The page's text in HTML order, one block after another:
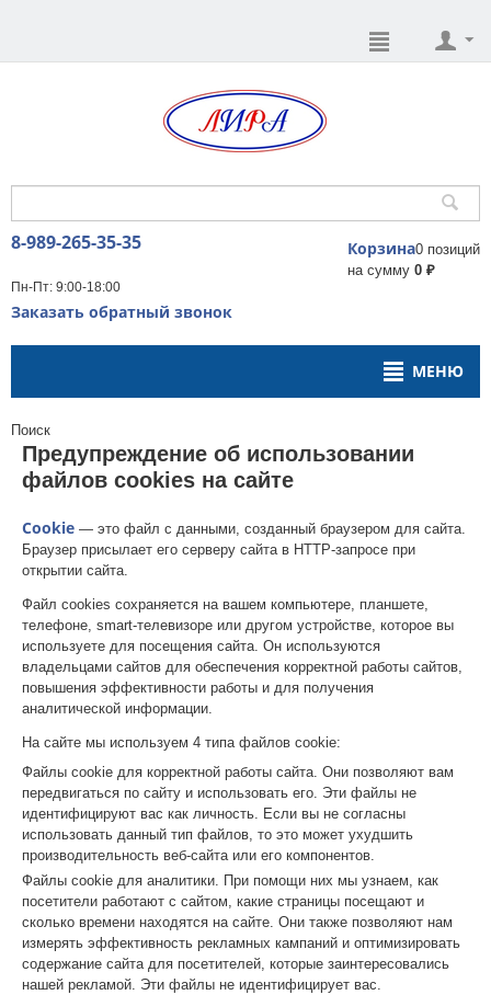
8-989-265-35-35
Пн-Пт: 9:00-18:00
Заказать обратный звонок
Корзина0 позиций
на сумму 0 ₽
МЕНЮ
Поиск
Предупреждение об использовании
файлов cookies на сайте
Cookie — это файл с данными, созданный браузером для сайта.
Браузер присылает его серверу сайта в HTTP-запросе при
открытии сайта.
Файл cookies сохраняется на вашем компьютере, планшете,
телефоне, smart-телевизоре или другом устройстве, которое вы
используете для посещения сайта. Он используются
владельцами сайтов для обеспечения корректной работы сайтов,
повышения эффективности работы и для получения
аналитической информации.
На сайте мы используем 4 типа файлов cookie:
Файлы cookie для корректной работы сайта. Они позволяют вам
передвигаться по сайту и использовать его. Эти файлы не
идентифицируют вас как личность. Если вы не согласны
использовать данный тип файлов, то это может ухудшить
производительность веб-сайта или его компонентов.
Файлы cookie для аналитики. При помощи них мы узнаем, как
посетители работают с сайтом, какие страницы посещают и
сколько времени находятся на сайте. Они также позволяют нам
измерять эффективность рекламных кампаний и оптимизировать
содержание сайта для посетителей, которые заинтересовались
нашей рекламой. Эти файлы не идентифицирует вас.